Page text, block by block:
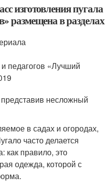
изготовления пугала
размещена в разделах
педагогов «Лучший
представив несложный
в садах и огородах,
часто делается
как правило, это
одежда, которой с